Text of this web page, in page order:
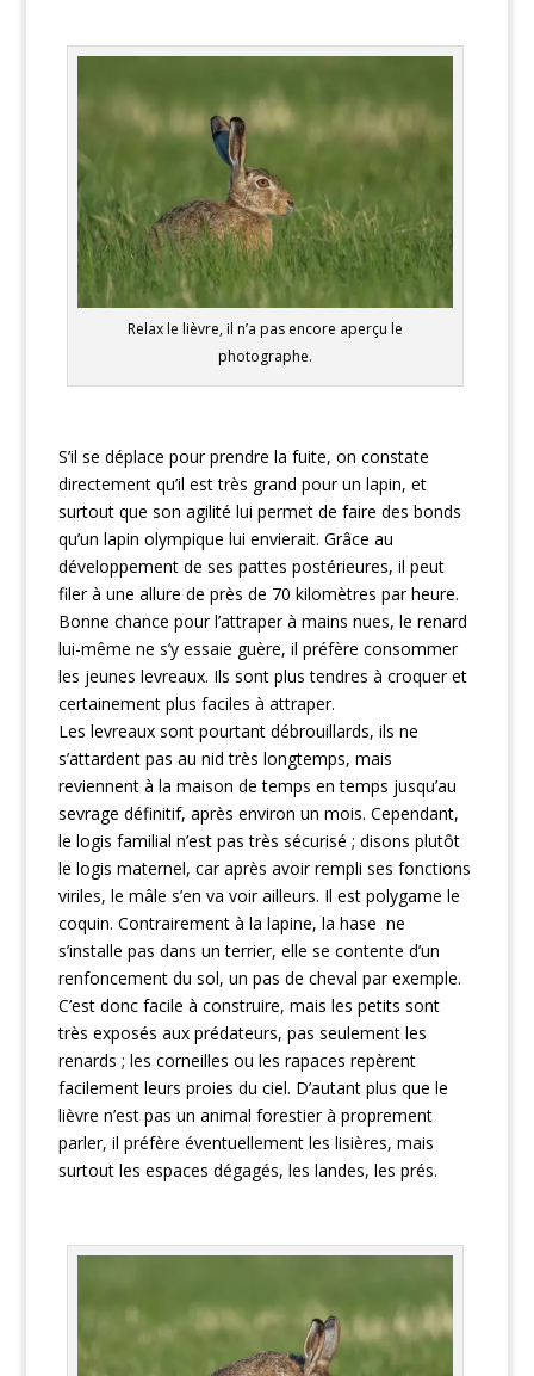
Relax le lièvre, il n’a pas encore aperçu le
photographe.
S’il se déplace pour prendre la fuite, on constate
directement qu’il est très grand pour un lapin, et
surtout que son agilité lui permet de faire des bonds
qu’un lapin olympique lui envierait. Grâce au
développement de ses pattes postérieures, il peut
filer à une allure de près de 70 kilomètres par heure.
Bonne chance pour l’attraper à mains nues, le renard
lui-même ne s’y essaie guère, il préfère consommer
les jeunes levreaux. Ils sont plus tendres à croquer et
certainement plus faciles à attraper.
Les levreaux sont pourtant débrouillards, ils ne
s’attardent pas au nid très longtemps, mais
reviennent à la maison de temps en temps jusqu’au
sevrage définitif, après environ un mois. Cependant,
le logis familial n’est pas très sécurisé ; disons plutôt
le logis maternel, car après avoir rempli ses fonctions
viriles, le mâle s’en va voir ailleurs. Il est polygame le
coquin. Contrairement à la lapine, la hase ne
s’installe pas dans un terrier, elle se contente d’un
renfoncement du sol, un pas de cheval par exemple.
C’est donc facile à construire, mais les petits sont
très exposés aux prédateurs, pas seulement les
renards ; les corneilles ou les rapaces repèrent
facilement leurs proies du ciel. D’autant plus que le
lièvre n’est pas un animal forestier à proprement
parler, il préfère éventuellement les lisières, mais
surtout les espaces dégagés, les landes, les prés.